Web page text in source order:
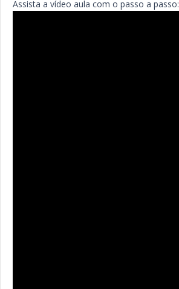
Assista a vídeo aula com o passo a passo: